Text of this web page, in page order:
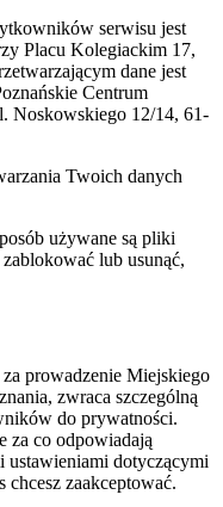
serwisu jest
Placu Kolegiackim 17,
dane jest
Centrum
Noskowskiego 12/14, 61-
Twoich danych
używane są pliki
lub usunąć,
prowadzenie Miejskiego
zwraca szczególną
do prywatności.
za co odpowiadają
ustawieniami dotyczącymi
zaakceptować.